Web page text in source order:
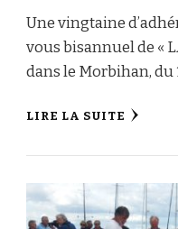
Une vingtaine
vous bisannuel de «
dans le Morbihan, du
LIRE LA SUITE